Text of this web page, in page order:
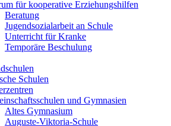
für kooperative Erziehungshilfen
Beratung
Jugendsozialarbeit an Schule
Unterricht für Kranke
Temporäre Beschulung
Schulen
und Gymnasien
Altes Gymnasium
Auguste-Viktoria-Schule